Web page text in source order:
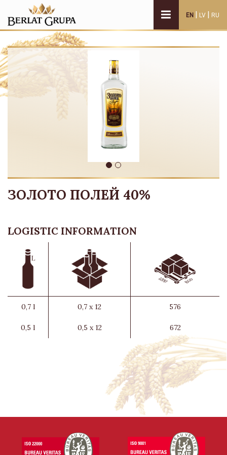
EN | LV | RU
ЗОЛОТО ПОЛЕЙ 40%
LOGISTIC INFORMATION
0,7 l 0,7 x 12 576
0,5 l 0,5 x 12 672